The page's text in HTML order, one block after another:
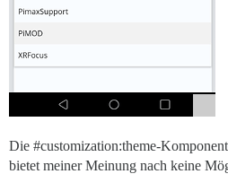
Die #customization:theme-
bietet meiner Meinung nach keine